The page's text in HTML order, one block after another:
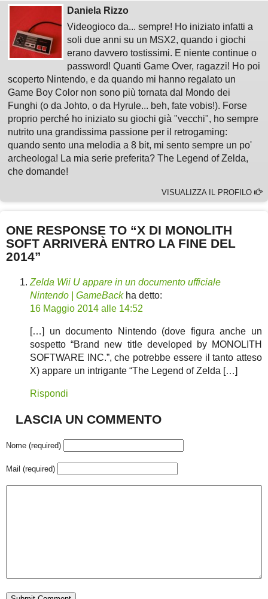
Daniela Rizzo
Videogioco da... sempre! Ho iniziato infatti a
soli due anni su un MSX2, quando i giochi
erano davvero tostissimi. E niente continue o
password! Quanti Game Over, ragazzi! Ho poi
scoperto Nintendo, e da quando mi hanno regalato un
Game Boy Color non sono più tornata dal Mondo dei
Funghi (o da Johto, o da Hyrule... beh, fate vobis!). Forse
proprio perché ho iniziato su giochi già "vecchi", ho sempre
nutrito una grandissima passione per il retrogaming:
quando sento una melodia a 8 bit, mi sento sempre un po'
archeologa! La mia serie preferita? The Legend of Zelda,
che domande!
VISUALIZZA IL PROFILO
ONE RESPONSE TO “X DI MONOLITH
SOFT ARRIVERÀ ENTRO LA FINE DEL
2014”
Zelda Wii U appare in un documento ufficiale
Nintendo | GameBack ha detto:
16 Maggio 2014 alle 14:52
[…] un documento Nintendo (dove figura anche un
sospetto “Brand new title developed by MONOLITH
SOFTWARE INC.”, che potrebbe essere il tanto atteso
X) appare un intrigante “The Legend of Zelda […]
Rispondi
LASCIA UN COMMENTO
Nome (required)
Mail (required)